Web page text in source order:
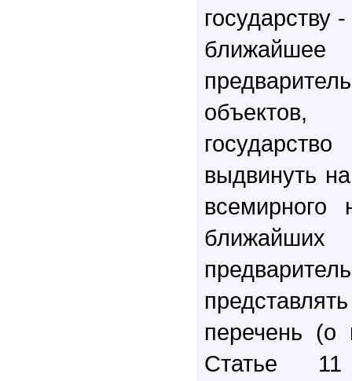
государству
ближайшее
выдвинуть
всемирного
перечень (о
Статье